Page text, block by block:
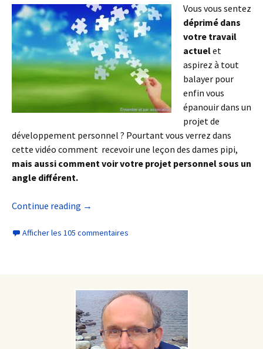
Vous vous sentez
déprimé dans
votre travail
actuelet
aspirez à tout
balayer pour
enfin vous
épanouir dans un
projet de
développement personnel ? Pourtant vous verrez dans
cette vidéo comment recevoir une leçon des dames pipi,
mais aussi comment voir votre projet personnel sous un
angle différent.
Continue reading →
Afficher les 105 commentaires